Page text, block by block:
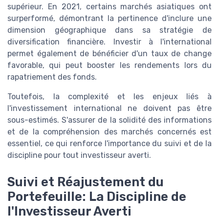
supérieur. En 2021, certains marchés asiatiques ont
surperformé, démontrant la pertinence d'inclure une
dimension géographique dans sa stratégie de
diversification financière. Investir à l'international
permet également de bénéficier d'un taux de change
favorable, qui peut booster les rendements lors du
rapatriement des fonds.
Toutefois, la complexité et les enjeux liés à
l'investissement international ne doivent pas être
sous-estimés. S'assurer de la solidité des informations
et de la compréhension des marchés concernés est
essentiel, ce qui renforce l'importance du suivi et de la
discipline pour tout investisseur averti.
Suivi et Réajustement du
Portefeuille: La Discipline de
l'Investisseur Averti